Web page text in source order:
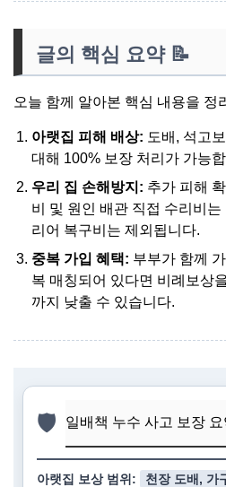
글의 핵심 요약 📝
오늘 함께 알아본 핵심 내용을 정
아랫집 피해 배상: 도배, 석고
대해 100% 보장 처리가 가능
우리 집 손해방지: 추가 피해
비 및 원인 배관 직접 수리비는
리어 복구비는 제외됩니다.
중복 가입 혜택: 부부가 함께
복 매칭되어 있다면 비례보상
까지 낮출 수 있습니다.
🛡️ 일배책 누수 사고 보장
아랫집 보상 범위:
천장 도배, 가